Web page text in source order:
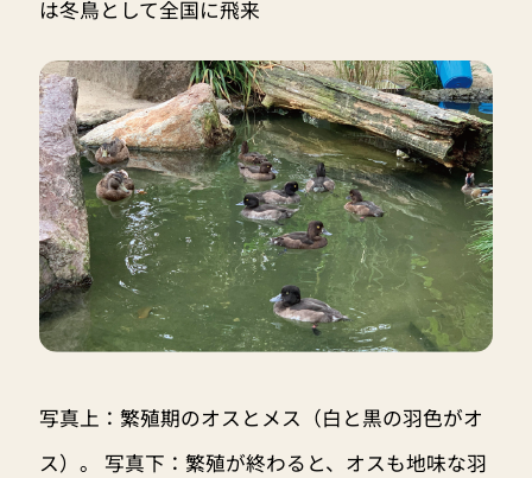
は冬鳥として全国に飛来
写真上：繁殖期のオスとメス（白と黒の羽色がオ
ス）。 写真下：繁殖が終わると、オスも地味な羽